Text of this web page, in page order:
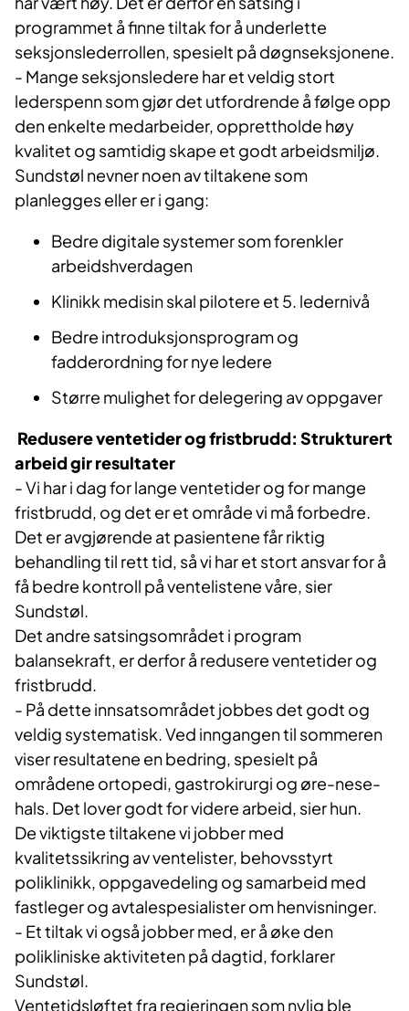
programmet å finne tiltak for å underlette
seksjonslederrollen, spesielt på døgnseksjonene.
- Mange seksjonsledere har et veldig stort
lederspenn som gjør det utfordrende å følge opp
den enkelte medarbeider, opprettholde høy
kvalitet og samtidig skape et godt arbeidsmiljø.
Sundstøl nevner noen av tiltakene som
planlegges eller er i gang:
Bedre digitale systemer som forenkler
arbeidshverdagen
Klinikk medisin skal pilotere et 5. ledernivå
Bedre introduksjonsprogram og
fadderordning for nye ledere
Større mulighet for delegering av oppgaver
Redusere ventetider og fristbrudd: Strukturert
arbeid gir resultater
- Vi har i dag for lange ventetider og for mange
fristbrudd, og det er et område vi må forbedre.
Det er avgjørende at pasientene får riktig
behandling til rett tid, så vi har et stort ansvar for å
få bedre kontroll på ventelistene våre, sier
Sundstøl.
Det andre satsingsområdet i program
balansekraft, er derfor å redusere ventetider og
fristbrudd.
- På dette innsatsområdet jobbes det godt og
veldig systematisk. Ved inngangen til sommeren
viser resultatene en bedring, spesielt på
områdene ortopedi, gastrokirurgi og øre-nese-
hals. Det lover godt for videre arbeid, sier hun.
De viktigste tiltakene vi jobber med
kvalitetssikring av ventelister, behovsstyrt
poliklinikk, oppgavedeling og samarbeid med
fastleger og avtalespesialister om henvisninger.
- Et tiltak vi også jobber med, er å øke den
polikliniske aktiviteten på dagtid, forklarer
Sundstøl.
Ventetidsløftet fra regjeringen som nylig ble